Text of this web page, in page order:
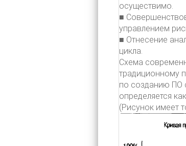
осуществимо.
■
управлением
■ Отнесение
цикла.
Схема
традиционному
по созданию ПО
определяется
(Рисунок имеет